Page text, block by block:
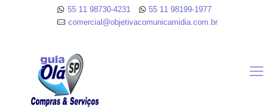
55 11 98730-4231
55 11 98199-1977
comercial@objetivacomunicamidia.com.br